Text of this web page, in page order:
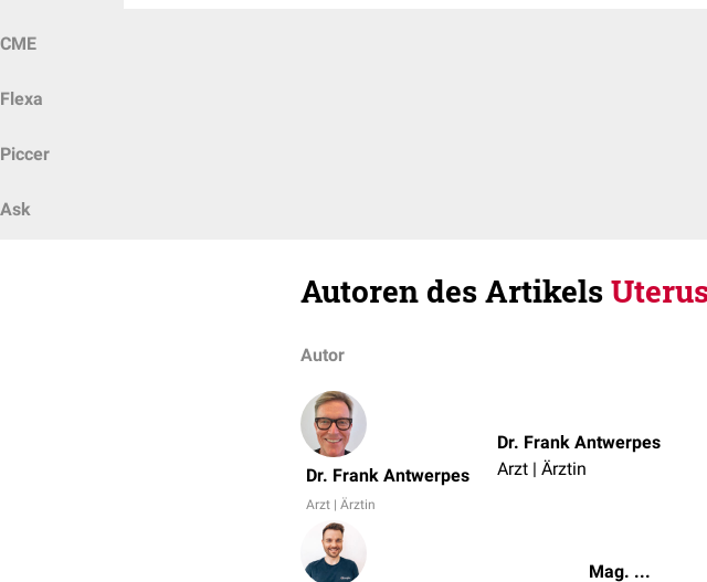
CME
Flexa
Piccer
Ask
Autoren des Artikels
Autor
Dr. Frank Antwerpes
Arzt | Ärztin
Dr. Frank Antwerpes
Arzt | Ärztin
Mag. med. vet. Patrick Messner